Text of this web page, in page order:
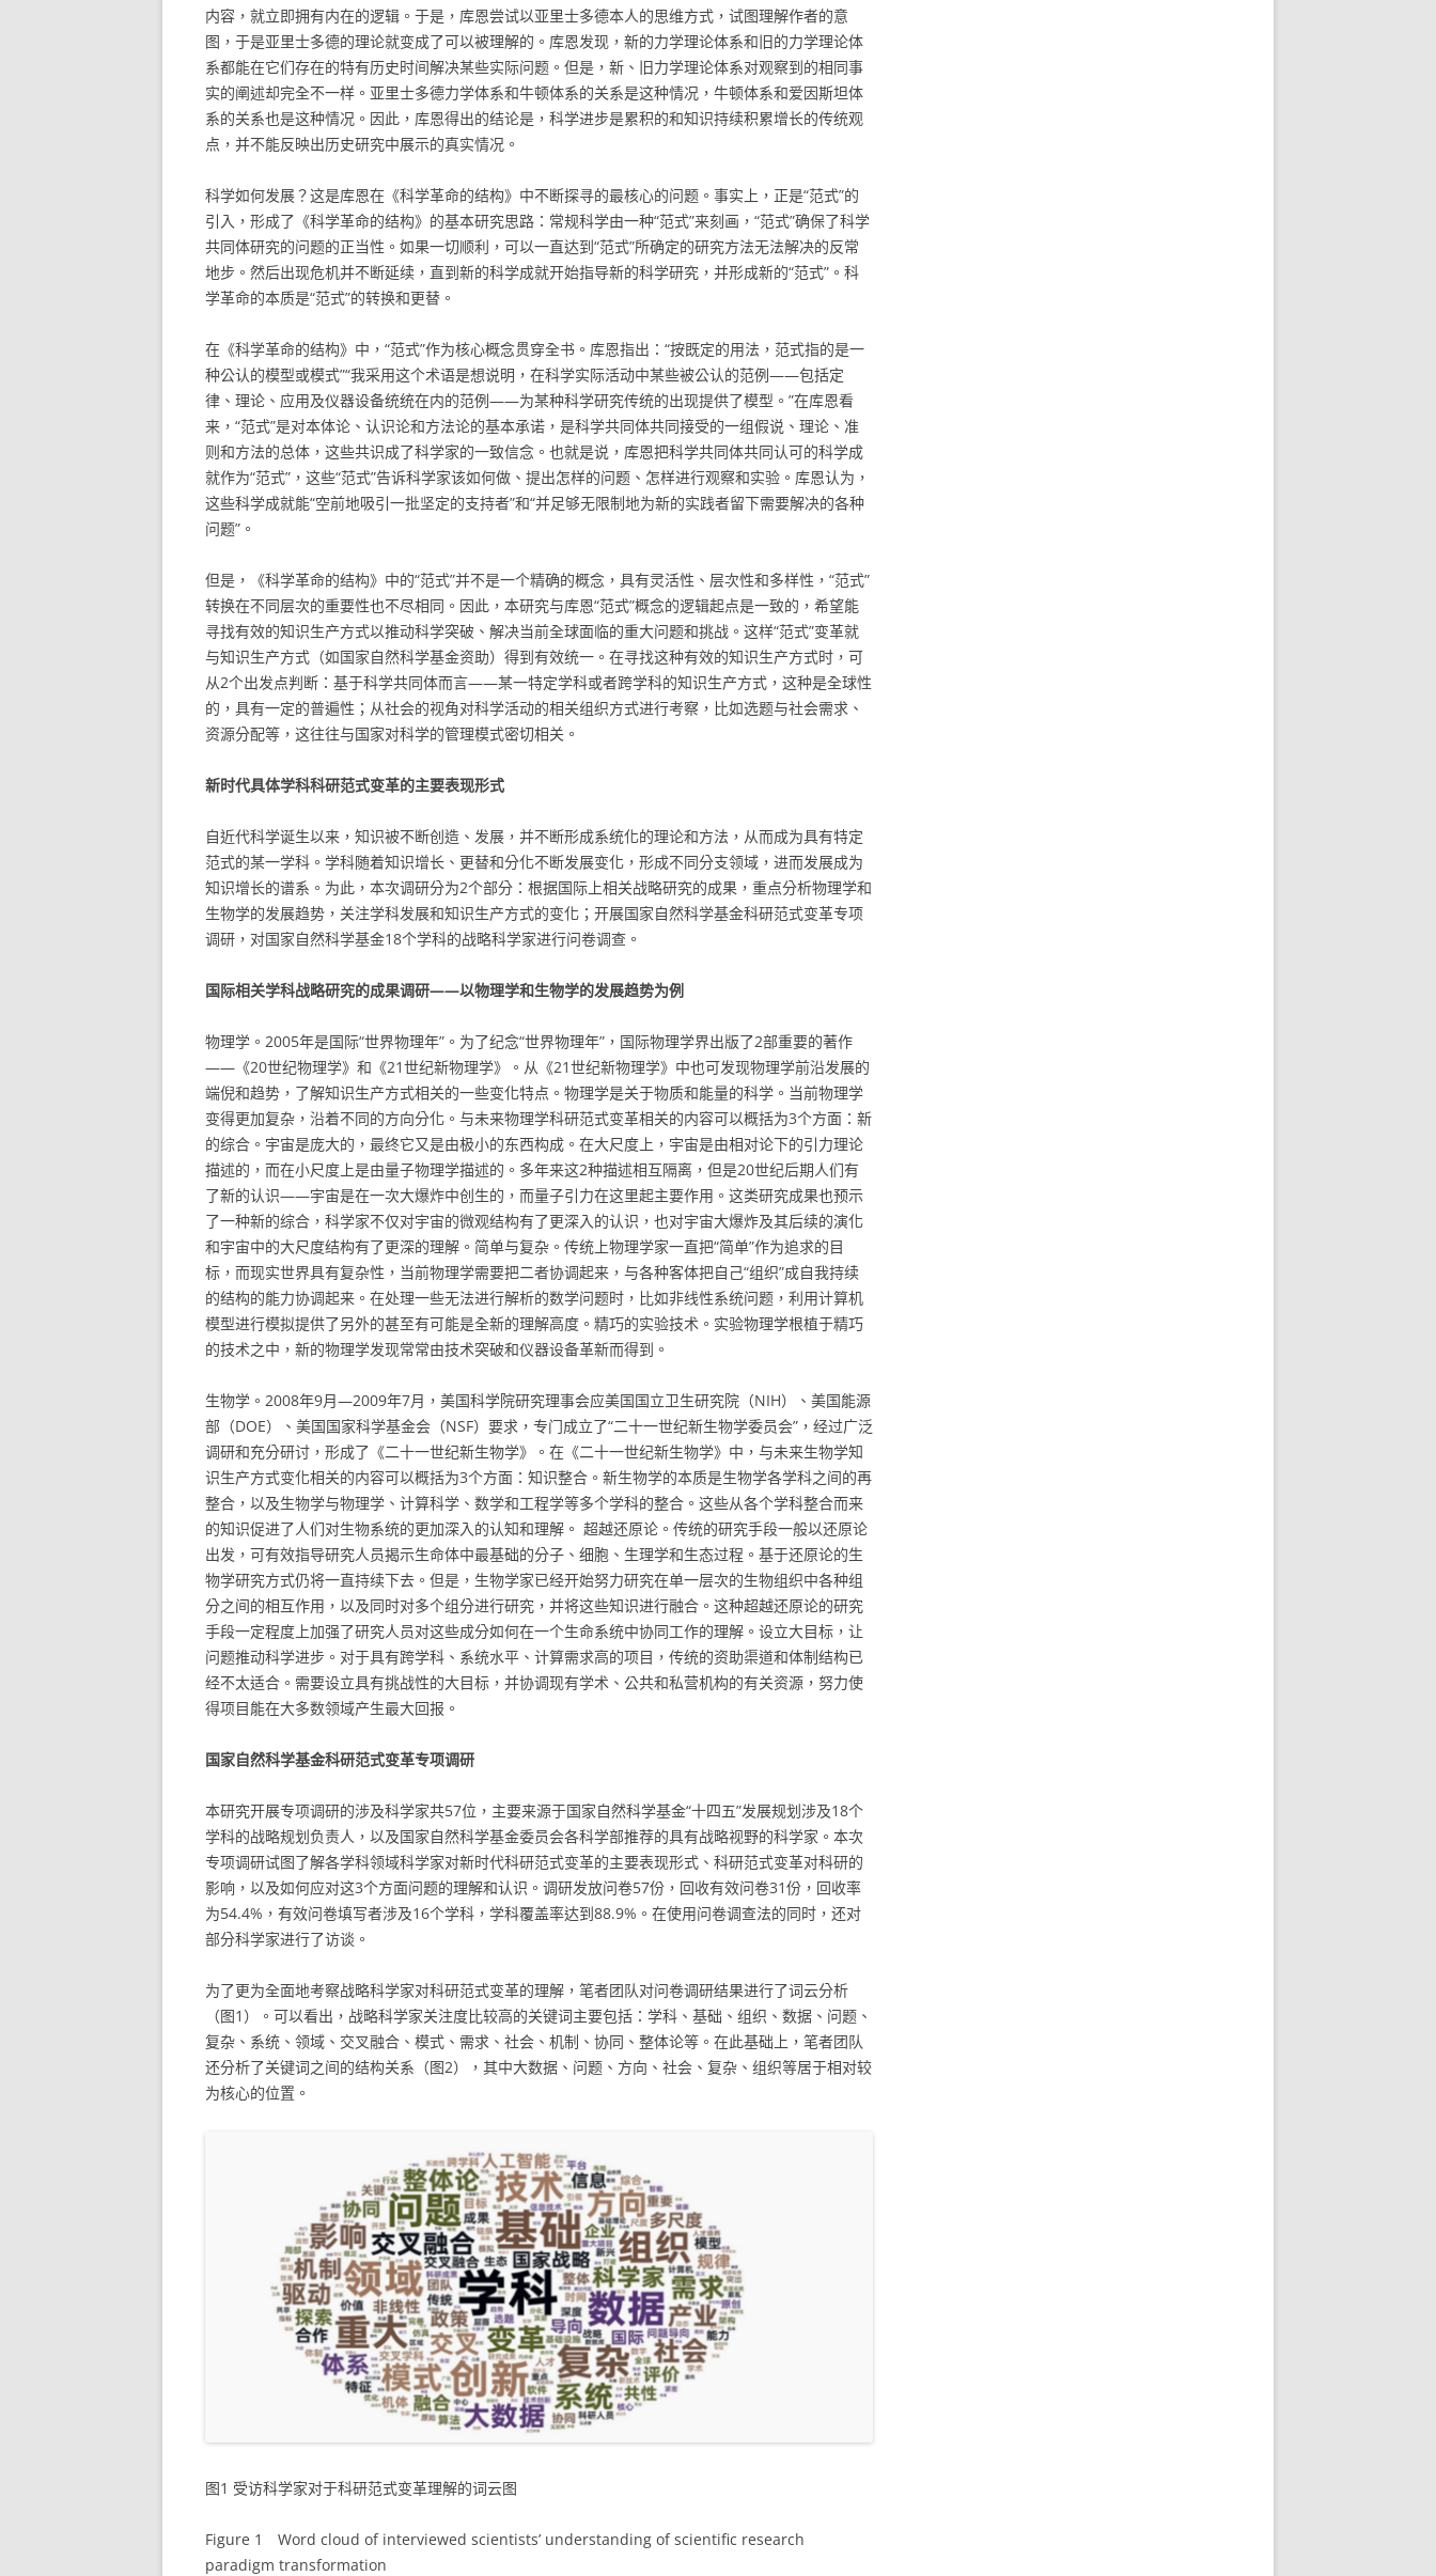
内容，就立即拥有内在的逻辑。于是，库恩尝试以亚里士多德本人的思维方式，试图理解作者的意
图，于是亚里士多德的理论就变成了可以被理解的。库恩发现，新的力学理论体系和旧的力学理论体
系都能在它们存在的特有历史时间解决某些实际问题。但是，新、旧力学理论体系对观察到的相同事
实的阐述却完全不一样。亚里士多德力学体系和牛顿体系的关系是这种情况，牛顿体系和爱因斯坦体
系的关系也是这种情况。因此，库恩得出的结论是，科学进步是累积的和知识持续积累增长的传统观
点，并不能反映出历史研究中展示的真实情况。
科学如何发展？这是库恩在《科学革命的结构》中不断探寻的最核心的问题。事实上，正是“范式”的
引入，形成了《科学革命的结构》的基本研究思路：常规科学由一种“范式”来刻画，“范式”确保了科学
共同体研究的问题的正当性。如果一切顺利，可以一直达到“范式”所确定的研究方法无法解决的反常
地步。然后出现危机并不断延续，直到新的科学成就开始指导新的科学研究，并形成新的“范式”。科
学革命的本质是“范式”的转换和更替。
在《科学革命的结构》中，“范式”作为核心概念贯穿全书。库恩指出：“按既定的用法，范式指的是一
种公认的模型或模式”“我采用这个术语是想说明，在科学实际活动中某些被公认的范例——包括定
律、理论、应用及仪器设备统统在内的范例——为某种科学研究传统的出现提供了模型。”在库恩看
来，“范式”是对本体论、认识论和方法论的基本承诺，是科学共同体共同接受的一组假说、理论、准
则和方法的总体，这些共识成了科学家的一致信念。也就是说，库恩把科学共同体共同认可的科学成
就作为“范式”，这些“范式”告诉科学家该如何做、提出怎样的问题、怎样进行观察和实验。库恩认为，
这些科学成就能“空前地吸引一批坚定的支持者”和“并足够无限制地为新的实践者留下需要解决的各种
问题”。
但是，《科学革命的结构》中的“范式”并不是一个精确的概念，具有灵活性、层次性和多样性，“范式”
转换在不同层次的重要性也不尽相同。因此，本研究与库恩“范式”概念的逻辑起点是一致的，希望能
寻找有效的知识生产方式以推动科学突破、解决当前全球面临的重大问题和挑战。这样“范式”变革就
与知识生产方式（如国家自然科学基金资助）得到有效统一。在寻找这种有效的知识生产方式时，可
从2个出发点判断：基于科学共同体而言——某一特定学科或者跨学科的知识生产方式，这种是全球性
的，具有一定的普遍性；从社会的视角对科学活动的相关组织方式进行考察，比如选题与社会需求、
资源分配等，这往往与国家对科学的管理模式密切相关。
新时代具体学科科研范式变革的主要表现形式
自近代科学诞生以来，知识被不断创造、发展，并不断形成系统化的理论和方法，从而成为具有特定
范式的某一学科。学科随着知识增长、更替和分化不断发展变化，形成不同分支领域，进而发展成为
知识增长的谱系。为此，本次调研分为2个部分：根据国际上相关战略研究的成果，重点分析物理学和
生物学的发展趋势，关注学科发展和知识生产方式的变化；开展国家自然科学基金科研范式变革专项
调研，对国家自然科学基金18个学科的战略科学家进行问卷调查。
国际相关学科战略研究的成果调研——以物理学和生物学的发展趋势为例
物理学。2005年是国际“世界物理年”。为了纪念“世界物理年”，国际物理学界出版了2部重要的著作
——《20世纪物理学》和《21世纪新物理学》。从《21世纪新物理学》中也可发现物理学前沿发展的
端倪和趋势，了解知识生产方式相关的一些变化特点。物理学是关于物质和能量的科学。当前物理学
变得更加复杂，沿着不同的方向分化。与未来物理学科研范式变革相关的内容可以概括为3个方面：新
的综合。宇宙是庞大的，最终它又是由极小的东西构成。在大尺度上，宇宙是由相对论下的引力理论
描述的，而在小尺度上是由量子物理学描述的。多年来这2种描述相互隔离，但是20世纪后期人们有
了新的认识——宇宙是在一次大爆炸中创生的，而量子引力在这里起主要作用。这类研究成果也预示
了一种新的综合，科学家不仅对宇宙的微观结构有了更深入的认识，也对宇宙大爆炸及其后续的演化
和宇宙中的大尺度结构有了更深的理解。简单与复杂。传统上物理学家一直把“简单”作为追求的目
标，而现实世界具有复杂性，当前物理学需要把二者协调起来，与各种客体把自己“组织”成自我持续
的结构的能力协调起来。在处理一些无法进行解析的数学问题时，比如非线性系统问题，利用计算机
模型进行模拟提供了另外的甚至有可能是全新的理解高度。精巧的实验技术。实验物理学根植于精巧
的技术之中，新的物理学发现常常由技术突破和仪器设备革新而得到。
生物学。2008年9月—2009年7月，美国科学院研究理事会应美国国立卫生研究院（NIH）、美国能源
部（DOE）、美国国家科学基金会（NSF）要求，专门成立了“二十一世纪新生物学委员会”，经过广泛
调研和充分研讨，形成了《二十一世纪新生物学》。在《二十一世纪新生物学》中，与未来生物学知
识生产方式变化相关的内容可以概括为3个方面：知识整合。新生物学的本质是生物学各学科之间的再
整合，以及生物学与物理学、计算科学、数学和工程学等多个学科的整合。这些从各个学科整合而来
的知识促进了人们对生物系统的更加深入的认知和理解。 超越还原论。传统的研究手段一般以还原论
出发，可有效指导研究人员揭示生命体中最基础的分子、细胞、生理学和生态过程。基于还原论的生
物学研究方式仍将一直持续下去。但是，生物学家已经开始努力研究在单一层次的生物组织中各种组
分之间的相互作用，以及同时对多个组分进行研究，并将这些知识进行融合。这种超越还原论的研究
手段一定程度上加强了研究人员对这些成分如何在一个生命系统中协同工作的理解。设立大目标，让
问题推动科学进步。对于具有跨学科、系统水平、计算需求高的项目，传统的资助渠道和体制结构已
经不太适合。需要设立具有挑战性的大目标，并协调现有学术、公共和私营机构的有关资源，努力使
得项目能在大多数领域产生最大回报。
国家自然科学基金科研范式变革专项调研
本研究开展专项调研的涉及科学家共57位，主要来源于国家自然科学基金“十四五”发展规划涉及18个
学科的战略规划负责人，以及国家自然科学基金委员会各科学部推荐的具有战略视野的科学家。本次
专项调研试图了解各学科领域科学家对新时代科研范式变革的主要表现形式、科研范式变革对科研的
影响，以及如何应对这3个方面问题的理解和认识。调研发放问卷57份，回收有效问卷31份，回收率
为54.4%，有效问卷填写者涉及16个学科，学科覆盖率达到88.9%。在使用问卷调查法的同时，还对
部分科学家进行了访谈。
为了更为全面地考察战略科学家对科研范式变革的理解，笔者团队对问卷调研结果进行了词云分析
（图1）。可以看出，战略科学家关注度比较高的关键词主要包括：学科、基础、组织、数据、问题、
复杂、系统、领域、交叉融合、模式、需求、社会、机制、协同、整体论等。在此基础上，笔者团队
还分析了关键词之间的结构关系（图2），其中大数据、问题、方向、社会、复杂、组织等居于相对较
为核心的位置。
图1 受访科学家对于科研范式变革理解的词云图
Figure 1 Word cloud of interviewed scientists’ understanding of scientific research
paradigm transformation